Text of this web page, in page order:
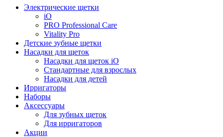
Электрические щетки
iO
PRO Professional Care
Vitality Pro
Детские зубные щетки
Насадки для щеток
Насадки для щеток iO
Стандартные для взрослых
Насадки для детей
Ирригаторы
Наборы
Аксессуары
Для зубных щеток
Для ирригаторов
Акции